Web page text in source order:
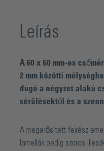
Leírás
A 60 x 60 mm-es
2 mm közötti
dugó a négyzet alakú
sérülésektől és a
A megerősített fejrész
lamellák pedig szoros